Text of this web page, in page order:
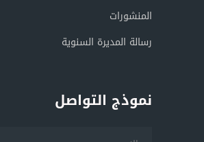
المنشورات
رسالة المديرة السنوية
نموذج التواصل